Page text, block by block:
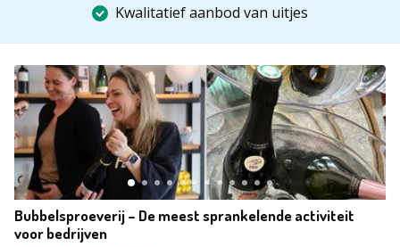
Kwalitatief aanbod van uitjes
Bubbelsproeverij – De meest sprankelende activiteit
voor bedrijven